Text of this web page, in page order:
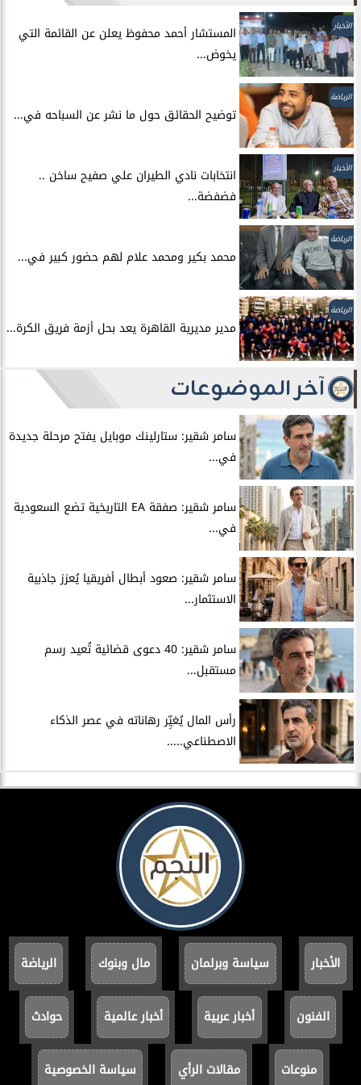
الأخبار
المستشار أحمد محفوظ يعلن عن القائمة التي
يخوض...
الرياضة
توضيح الحقائق حول ما نشر عن السباحه في...
الأخبار
انتخابات نادي الطيران علي صفيح ساخن ..
فضفضة...
الرياضة
محمد بكير ومحمد علام لهم حضور كبير في...
الرياضة
مدير مديرية القاهرة يعد بحل أزمة فريق الكرة...
آخر الموضوعات
سامر شقير: ستارلينك موبايل يفتح مرحلة جديدة
في...
سامر شقير: صفقة EA التاريخية تضع السعودية
في...
سامر شقير: صعود أبطال أفريقيا يُعزز جاذبية
الاستثمار...
سامر شقير: 40 دعوى قضائية تُعيد رسم
مستقبل...
رأس المال يُغيِّر رهاناته في عصر الذكاء
الاصطناعي.....
الأخبار سياسة وبرلمان مال وبنوك الرياضة
الفنون أخبار عربية أخبار عالمية حوادث
منوعات مقالات الرأي سياسة الخصوصية